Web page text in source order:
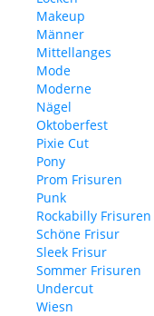
Makeup
Männer
Mittellanges
Mode
Moderne
Nägel
Oktoberfest
Pixie Cut
Pony
Prom Frisuren
Punk
Rockabilly Frisuren
Schöne Frisur
Sleek Frisur
Sommer Frisuren
Undercut
Wiesn